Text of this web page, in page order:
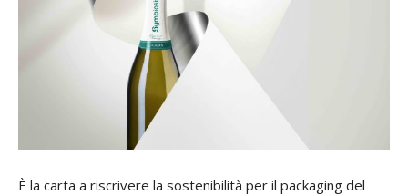
È la carta a riscrivere la sostenibilità per il packaging del